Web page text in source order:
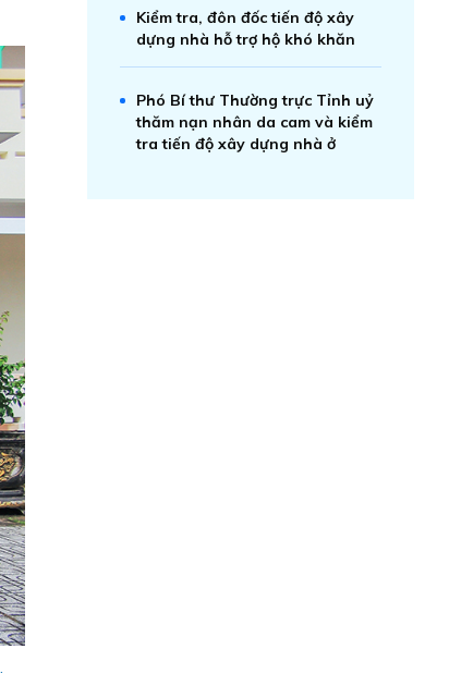
Kiểm tra, đôn đốc tiến độ xây
dựng nhà hỗ trợ hộ khó khăn
Phó Bí thư Thường trực Tỉnh uỷ
thăm nạn nhân da cam và kiểm
tra tiến độ xây dựng nhà ở